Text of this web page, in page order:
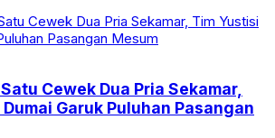
Cewek Dua Pria Sekamar,
Garuk Puluhan Pasangan